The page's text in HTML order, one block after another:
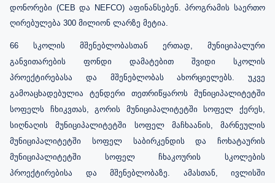
დონორები (CEB და NEFCO) აფინანსებენ. პროგრამის საერთო
ღირებულება 300 მილიონ ლარზე მეტია.
66 სკოლის მშენებლობასთან ერთად, მუნიციპალური
განვითარების ფონდი დამატებით შვიდი სკოლის
პროექტირებასა და მშენებლობას ახორციელებს. უკვე
გამოაცხადებულია ტენდერი თეთრიწყაროს მუნიციპალიტეტში
სოფელს ჩხიკვთას, გორის მუნიციპალიტეტში სოფელ ქერეს,
სიღნაღის მუნიციპალიტეტში სოფელ მაჩხაანის, მარნეულის
მუნიციპალიტეტში სოფელ საბირკენდის და ჩოხატაურის
მუნიციპალიტეტში სოფელ ჩხაკოურის სკოლების
პროექტირებისა და მშენებლობაზე. ამასთან, ივლისში